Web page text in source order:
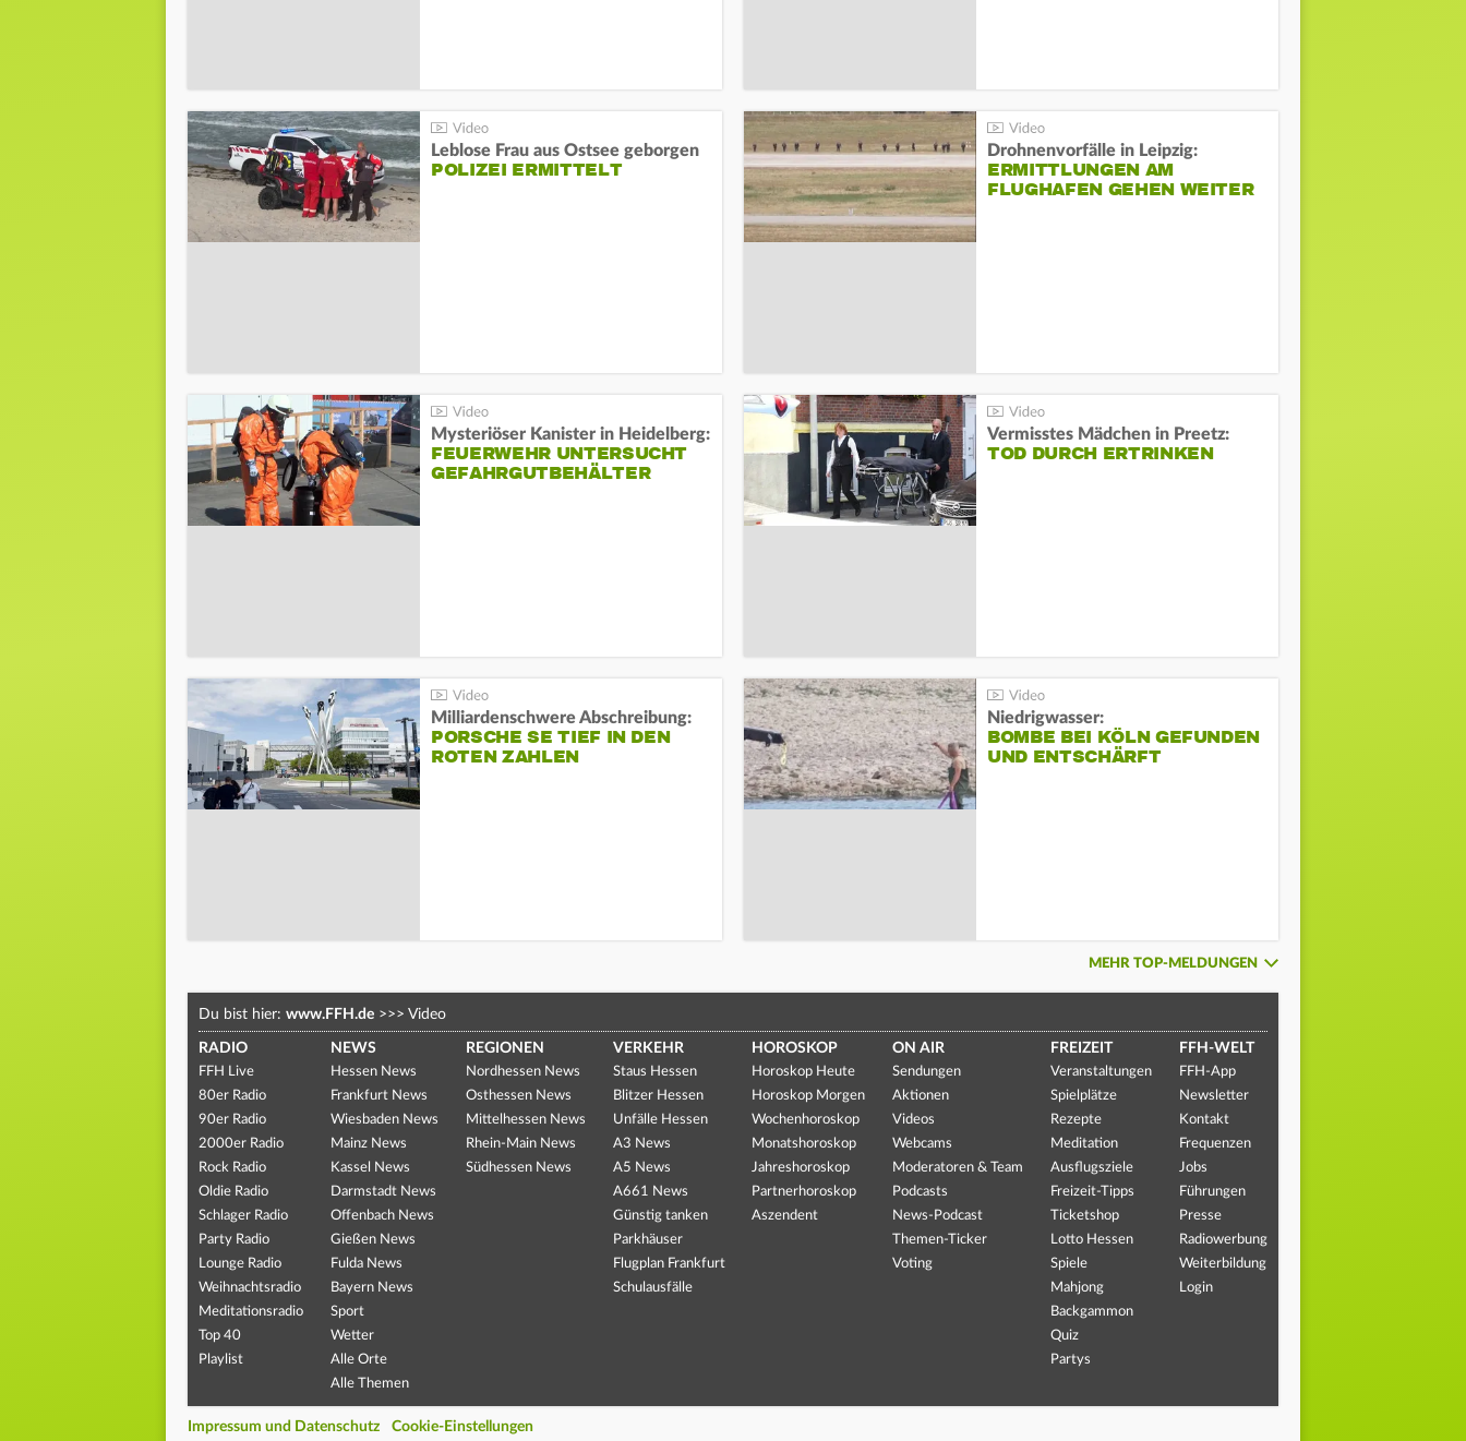
Leblose Frau aus Ostsee geborgen
POLIZEI ERMITTELT
Drohnenvorfälle in Leipzig:
ERMITTLUNGEN AM
FLUGHAFEN GEHEN WEITER
Mysteriöser Kanister in Heidelberg:
FEUERWEHR UNTERSUCHT
GEFAHRGUTBEHÄLTER
Vermisstes Mädchen in Preetz:
TOD DURCH ERTRINKEN
Milliardenschwere Abschreibung:
PORSCHE SE TIEF IN DEN
ROTEN ZAHLEN
Niedrigwasser:
BOMBE BEI KÖLN GEFUNDEN
UND ENTSCHÄRFT
MEHR TOP-MELDUNGEN
Du bist hier: www.FFH.de >>> Video
RADIO
FFH Live
80er Radio
90er Radio
2000er Radio
Rock Radio
Oldie Radio
Schlager Radio
Party Radio
Lounge Radio
Weihnachtsradio
Meditationsradio
Top 40
Playlist
NEWS
Hessen News
Frankfurt News
Wiesbaden News
Mainz News
Kassel News
Darmstadt News
Offenbach News
Gießen News
Fulda News
Bayern News
Sport
Wetter
Alle Orte
Alle Themen
REGIONEN
Nordhessen News
Osthessen News
Mittelhessen News
Rhein-Main News
Südhessen News
VERKEHR
Staus Hessen
Blitzer Hessen
Unfälle Hessen
A3 News
A5 News
A661 News
Günstig tanken
Parkhäuser
Flugplan Frankfurt
Schulausfälle
HOROSKOP
Horoskop Heute
Horoskop Morgen
Wochenhoroskop
Monatshoroskop
Jahreshoroskop
Partnerhoroskop
Aszendent
ON AIR
Sendungen
Aktionen
Videos
Webcams
Moderatoren & Team
Podcasts
News-Podcast
Themen-Ticker
Voting
FREIZEIT
Veranstaltungen
Spielplätze
Rezepte
Meditation
Ausflugsziele
Freizeit-Tipps
Ticketshop
Lotto Hessen
Spiele
Mahjong
Backgammon
Quiz
Partys
FFH-WELT
FFH-App
Newsletter
Kontakt
Frequenzen
Jobs
Führungen
Presse
Radiowerbung
Weiterbildung
Login
Impressum und Datenschutz Cookie-Einstellungen